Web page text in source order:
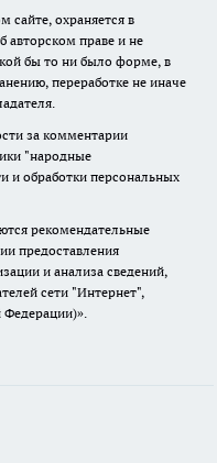
сайте, охраняется в
авторском праве и не
бы то ни было форме, в
переработке не иначе
за комментарии
"народные
и обработки персональных
рекомендательные
предоставления
и анализа сведений,
сети "Интернет",
Федерации)».